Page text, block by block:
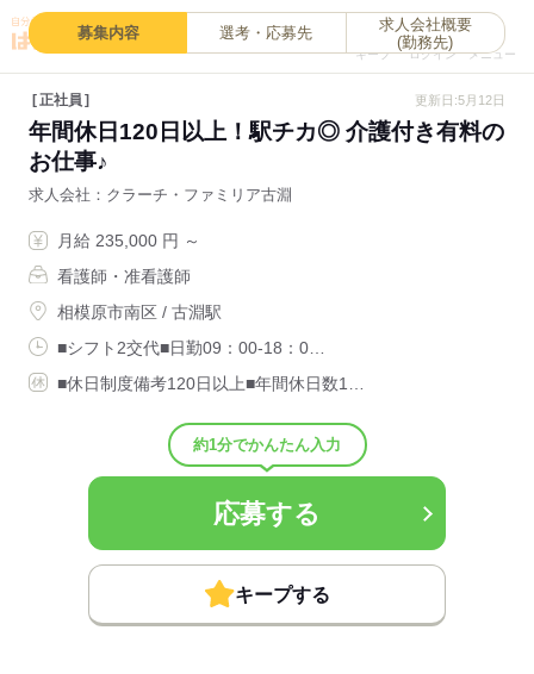
キープ
0
ログイン メニュー
募集内容 選考・応募先
求人会社概要
(勤務先)
正社員 更新日:5月12日
年間休日120日以上！駅チカ◎ 介護付き有料の
お仕事♪
求人会社 クラーチ・ファミリア古淵
月給 235,000 円 ～
看護師・准看護師
相模原市南区 / 古淵駅
■シフト2交代■日勤09：00-18：0…
■休日制度備考120日以上■年間休日数1…
約1分でかんたん入力
応募する
キープする